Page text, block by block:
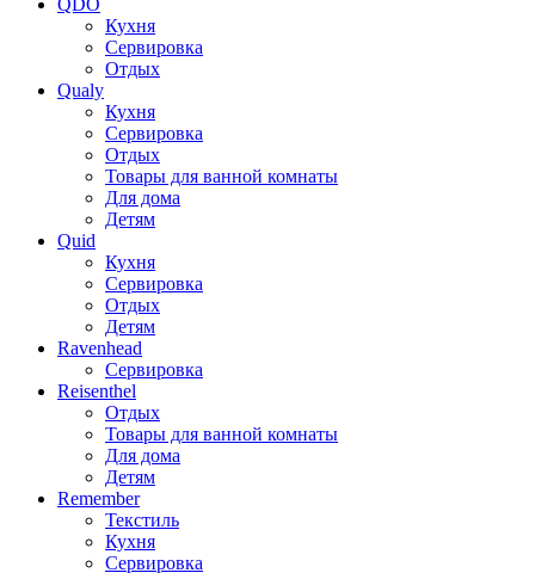
QDO
Кухня
Сервировка
Отдых
Qualy
Кухня
Сервировка
Отдых
Товары для ванной комнаты
Для дома
Детям
Quid
Кухня
Сервировка
Отдых
Детям
Ravenhead
Сервировка
Reisenthel
Отдых
Товары для ванной комнаты
Для дома
Детям
Remember
Текстиль
Кухня
Сервировка